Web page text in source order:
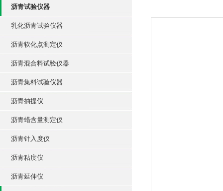
沥青试验仪器
乳化沥青试验仪器
沥青软化点测定仪
沥青混合料试验仪器
沥青集料试验仪器
沥青抽提仪
沥青蜡含量测定仪
沥青针入度仪
沥青粘度仪
沥青延伸仪